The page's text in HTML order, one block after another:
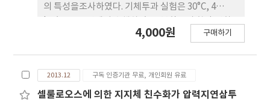
의 특성을조사하였다. 기체투과 실험은 30°C, 4
에 따른 H2와 N2의 투과도와 선택도를 조사하였다.
가하고 그 이상에서는 감소하였다. 그리고 선택도
(H2/N2)는 0∼0.20 wt%까지는 감소하고
4,000원 구매하기
2013.12 구독 인증기관 무료, 개인회원 유료
셀룰로오스에 의한 지지체 친수화가 압력지연삼투